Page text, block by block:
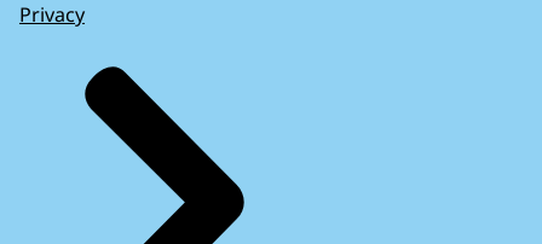
Privacy